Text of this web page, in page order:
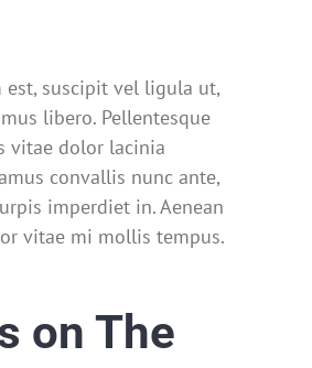
est, suscipit vel ligula ut,
libero. Pellentesque
vitae dolor lacinia
convallis nunc ante,
imperdiet in. Aenean
vitae mi mollis tempus.
on The